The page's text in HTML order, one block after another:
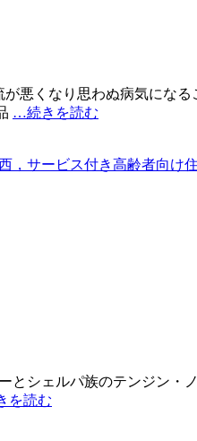
悪くなり思わぬ病気にな
…続きを読む
，サービス付き高齢者向
とシェルパ族のテンジン
を読む